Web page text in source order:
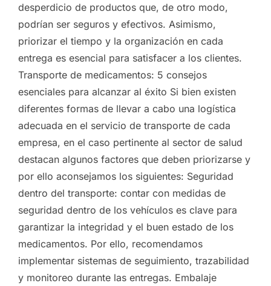
desperdicio de productos que, de otro modo,
podrían ser seguros y efectivos. Asimismo,
priorizar el tiempo y la organización en cada
entrega es esencial para satisfacer a los clientes.
Transporte de medicamentos: 5 consejos
esenciales para alcanzar al éxito Si bien existen
diferentes formas de llevar a cabo una logística
adecuada en el servicio de transporte de cada
empresa, en el caso pertinente al sector de salud
destacan algunos factores que deben priorizarse y
por ello aconsejamos los siguientes: Seguridad
dentro del transporte: contar con medidas de
seguridad dentro de los vehículos es clave para
garantizar la integridad y el buen estado de los
medicamentos. Por ello, recomendamos
implementar sistemas de seguimiento, trazabilidad
y monitoreo durante las entregas. Embalaje